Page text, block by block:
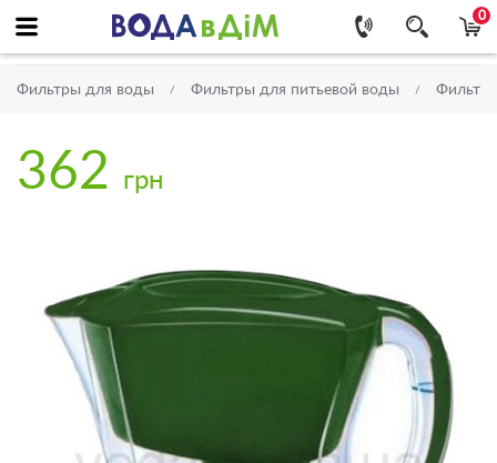
0
Фильтры для воды Фильтры для питьевой воды
362 грн